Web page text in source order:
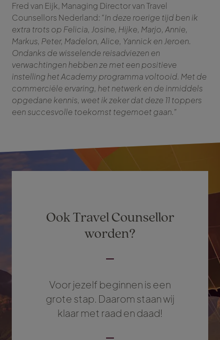
Fred van Eijk, Managing Director van Travel
Counsellors Nederland: “In deze roerige tijd ben ik
extra trots op Felicia, Josine, Hijke, Marjo, Annie,
Markus, Peter, Madelon, Alice, Yannick en Jeroen.
Ondanks de wisselende reisadviezen en
verwachtingen hebben ze met een positieve
instelling het Academy programma voltooid. Met de
commerciële ervaring, het netwerk en de inmiddels
opgedane kennis, weet ik zeker dat deze 11 toppers
een succesvolle toekomst tegemoet gaan.”
Ook Travel Counsellor
worden?
Voor jezelf beginnen is een
grote stap. Daarom staan wij
klaar met raad en daad!